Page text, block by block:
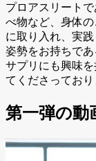
プロアスリート
べ物など、身体
に取り入れ、実
姿勢をお持ちで
サプリにも興味
てくださっており
第一弾の動